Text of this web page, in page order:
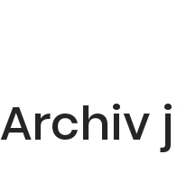
Archiv